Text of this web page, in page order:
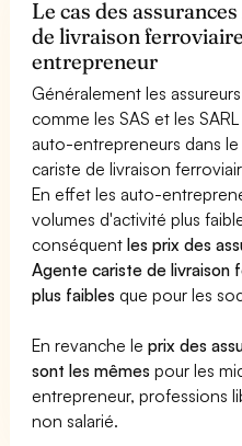
Le cas des
de livraison
entrepreneur
Généralement les
comme les SAS et les
auto-entrepreneurs dans
cariste de livraison
En effet les auto-
volumes d'activité plus
conséquentles prix des
Agente cariste de livraison
plus faibles que pour les
En revanche leprix des
sont les mêmes pour les
entrepreneur, professions
non salarié.